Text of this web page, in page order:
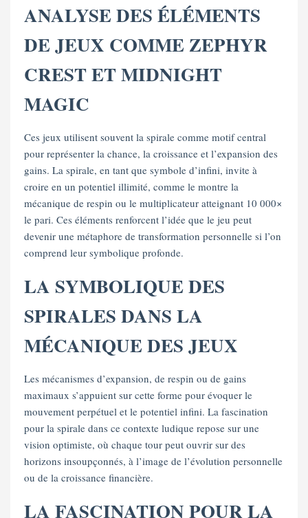
ANALYSE DES ÉLÉMENTS
DE JEUX COMME ZEPHYR
CREST ET MIDNIGHT
MAGIC
Ces jeux utilisent souvent la spirale comme motif central
pour représenter la chance, la croissance et l’expansion des
gains. La spirale, en tant que symbole d’infini, invite à
croire en un potentiel illimité, comme le montre la
mécanique de respin ou le multiplicateur atteignant 10 000×
le pari. Ces éléments renforcent l’idée que le jeu peut
devenir une métaphore de transformation personnelle si l’on
comprend leur symbolique profonde.
LA SYMBOLIQUE DES
SPIRALES DANS LA
MÉCANIQUE DES JEUX
Les mécanismes d’expansion, de respin ou de gains
maximaux s’appuient sur cette forme pour évoquer le
mouvement perpétuel et le potentiel infini. La fascination
pour la spirale dans ce contexte ludique repose sur une
vision optimiste, où chaque tour peut ouvrir sur des
horizons insoupçonnés, à l’image de l’évolution personnelle
ou de la croissance financière.
LA FASCINATION POUR LA